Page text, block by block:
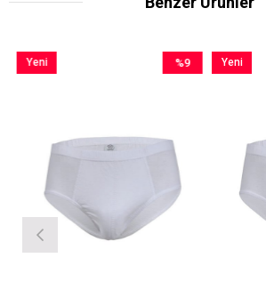
%9
Yeni
Yeni